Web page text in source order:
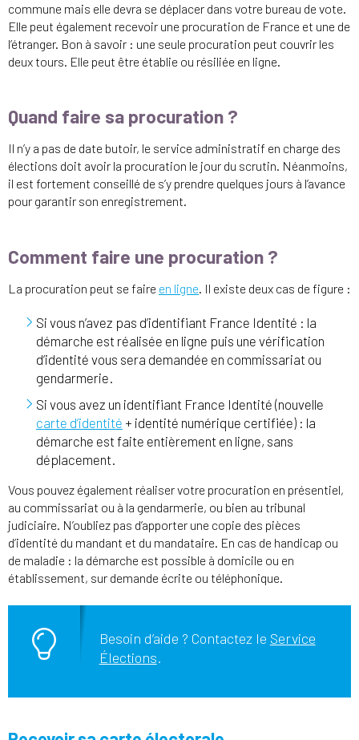
commune mais elle devra se déplacer dans votre bureau de vote.
Elle peut également recevoir une procuration de France et une de
l’étranger. Bon à savoir : une seule procuration peut couvrir les
deux tours. Elle peut être établie ou résiliée en ligne.
Quand faire sa procuration ?
Il n’y a pas de date butoir, le service administratif en charge des
élections doit avoir la procuration le jour du scrutin. Néanmoins,
il est fortement conseillé de s’y prendre quelques jours à l’avance
pour garantir son enregistrement.
Comment faire une procuration ?
La procuration peut se faire en ligne . Il existe deux cas de figure :
Si vous n’avez pas d’identifiant France Identité : la
démarche est réalisée en ligne puis une vérification
d’identité vous sera demandée en commissariat ou
gendarmerie.
Si vous avez un identifiant France Identité (nouvelle
carte d’identité + identité numérique certifiée) : la
démarche est faite entièrement en ligne, sans
déplacement.
Vous pouvez également réaliser votre procuration en présentiel,
au commissariat ou à la gendarmerie, ou bien au tribunal
judiciaire. N’oubliez pas d’apporter une copie des pièces
d’identité du mandant et du mandataire. En cas de handicap ou
de maladie : la démarche est possible à domicile ou en
établissement, sur demande écrite ou téléphonique.
Besoin d’aide ? Contactez le Service
Élections.